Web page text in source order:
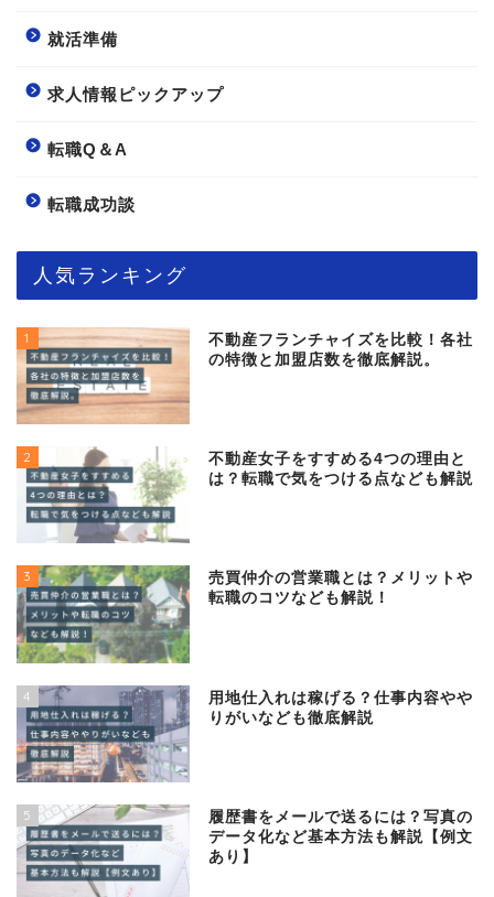
就活準備
求人情報ピックアップ
転職Q＆A
転職成功談
人気ランキング
1
不動産フランチャイズを比較！各社
の特徴と加盟店数を徹底解説。
2
不動産女子をすすめる4つの理由と
は？転職で気をつける点なども解説
3
売買仲介の営業職とは？メリットや
転職のコツなども解説！
4
用地仕入れは稼げる？仕事内容やや
りがいなども徹底解説
5
履歴書をメールで送るには？写真の
データ化など基本方法も解説【例文
あり】